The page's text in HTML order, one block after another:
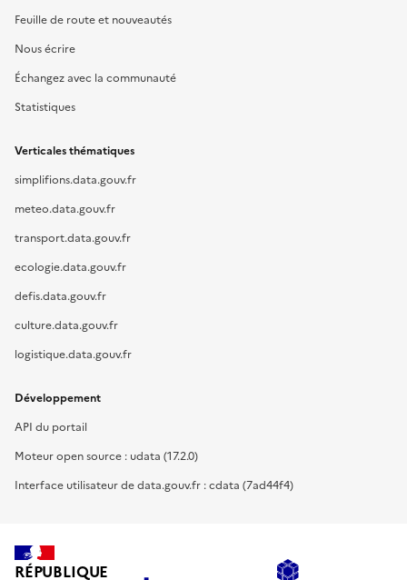
Feuille de route et nouveautés
Nous écrire
Échangez avec la communauté
Statistiques
Verticales thématiques
simplifions.data.gouv.fr
meteo.data.gouv.fr
transport.data.gouv.fr
ecologie.data.gouv.fr
defis.data.gouv.fr
culture.data.gouv.fr
logistique.data.gouv.fr
Développement
API du portail
Moteur open source : udata (17.2.0)
Interface utilisateur de data.gouv.fr : cdata (7ad44f4)
RÉPUBLIQUE